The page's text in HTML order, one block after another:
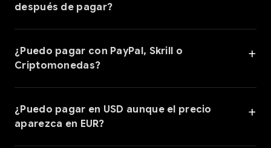
después de pagar?
¿Puedo pagar con PayPal, Skrill o
Criptomonedas?
¿Puedo pagar en USD aunque el precio
aparezca en EUR?